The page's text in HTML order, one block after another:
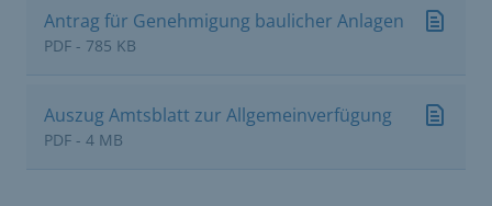
Antrag für Genehmigung baulicher Anlagen
PDF - 785 KB
Auszug Amtsblatt zur Allgemeinverfügung
PDF - 4 MB